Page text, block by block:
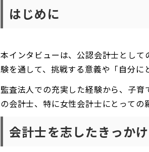
はじめに
本インタビューは、 公認会計士として
験を通して、挑戦する意義や「自分に
監査法人での充実した経験から、子
の会計士、特に女性会計士にとっての
会計士を志したきっかけ